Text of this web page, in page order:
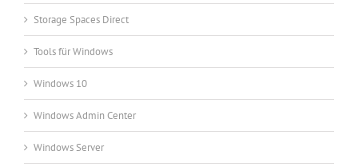
Storage Spaces Direct
Tools für Windows
Windows 10
Windows Admin Center
Windows Server